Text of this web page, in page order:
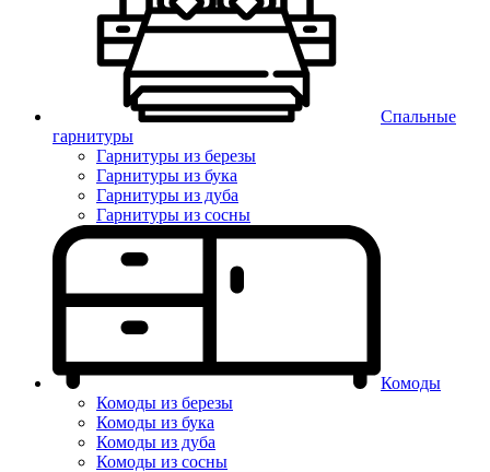
Спальные
гарнитуры
Гарнитуры из березы
Гарнитуры из бука
Гарнитуры из дуба
Гарнитуры из сосны
Комоды
Комоды из березы
Комоды из бука
Комоды из дуба
Комоды из сосны